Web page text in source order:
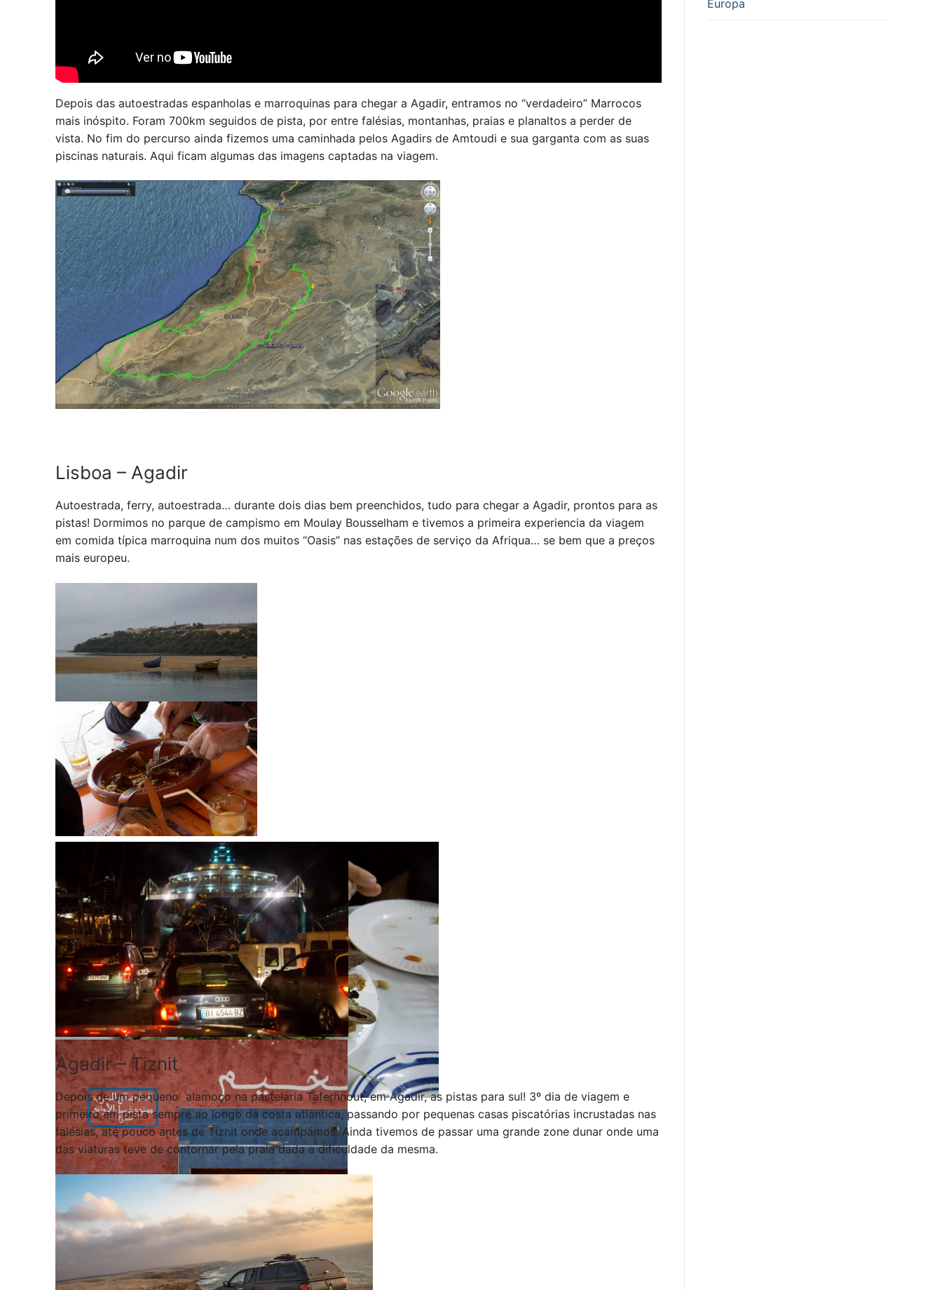
Depois das autoestradas espanholas e marroquinas para chegar a Agadir, entramos no “verdadeiro” Marrocos
mais inóspito. Foram 700km seguidos de pista, por entre falésias, montanhas, praias e planaltos a perder de
vista. No fim do percurso ainda fizemos uma caminhada pelos Agadirs de Amtoudi e sua garganta com as suas
piscinas naturais. Aqui ficam algumas das imagens captadas na viagem.
Lisboa – Agadir
Autoestrada, ferry, autoestrada… durante dois dias bem preenchidos, tudo para chegar a Agadir, prontos para as
pistas! Dormimos no parque de campismo em Moulay Bousselham e tivemos a primeira experiencia da viagem
em comida típica marroquina num dos muitos “Oasis” nas estações de serviço da Afriqua… se bem que a preços
mais europeu.
Agadir – Tiznit
Depois de um pequeno alamoço na pastelaria Tafernnout, em Agadir, as pistas para sul! 3º dia de viagem e
primeiro em pista sempre ao longo da costa atlantica, passando por pequenas casas piscatórias incrustadas nas
falésias, até pouco antes de Tiznit onde acampámos. Ainda tivemos de passar uma grande zone dunar onde uma
das viaturas teve de contornar pela praia dada a dificuldade da mesma.
Europa